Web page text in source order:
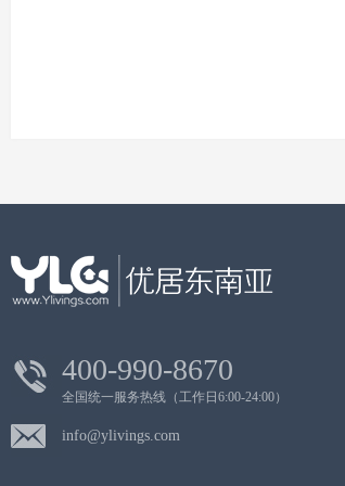
400-990-8670
全国统一服务热线（工作日6:00-24:00）
info@ylivings.com